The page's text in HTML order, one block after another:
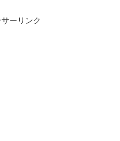
ーリンク